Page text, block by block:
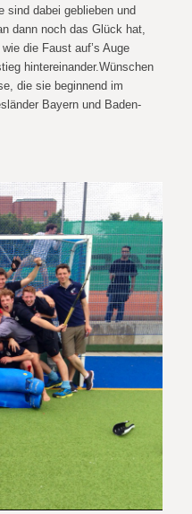
sind dabei geblieben und
dann noch das Glück hat,
die Faust auf’s Auge
hintereinander.Wünschen
die sie beginnend im
Bayern und Baden-